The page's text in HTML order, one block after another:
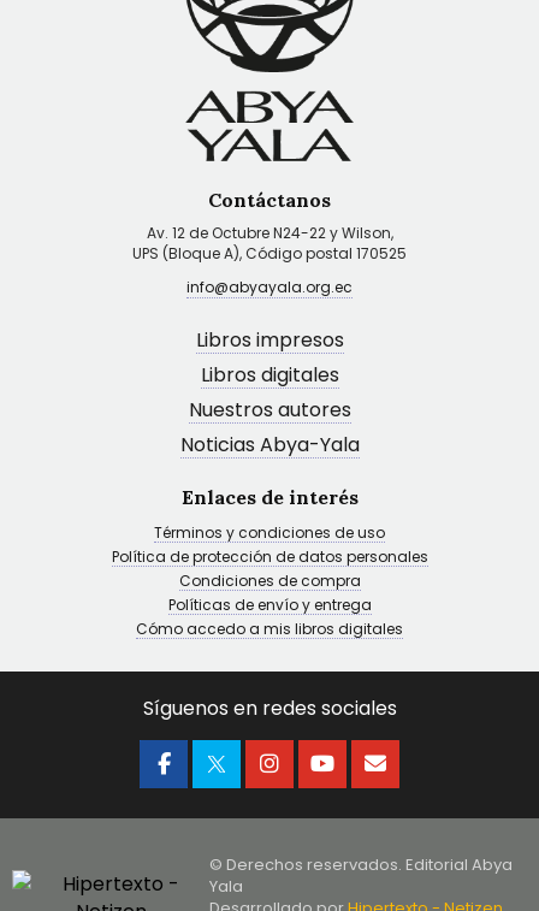
Contáctanos
Av. 12 de Octubre N24-22 y Wilson,
UPS (Bloque A), Código postal 170525
info@abyayala.org.ec
Libros impresos
Libros digitales
Nuestros autores
Noticias Abya-Yala
Enlaces de interés
Términos y condiciones de uso
Política de protección de datos personales
Condiciones de compra
Políticas de envío y entrega
Cómo accedo a mis libros digitales
Síguenos en redes sociales
© Derechos reservados. Editorial Abya
Yala